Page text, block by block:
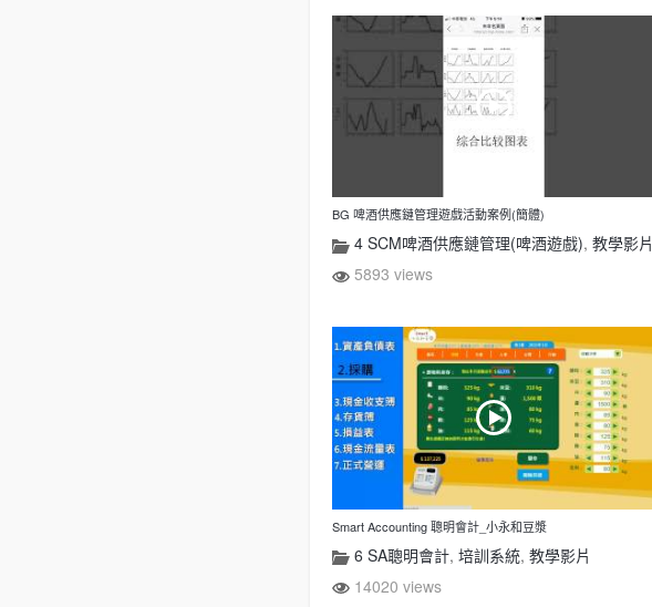
BG 啤酒供應鏈管理遊戲活動案例(簡體)
4 SCM啤酒供應鏈管理(啤酒遊戲),教學影片
5893 views
Smart Accounting 聰明會計_小永和豆漿
6 SA聰明會計,培訓系統,教學影片
14020 views